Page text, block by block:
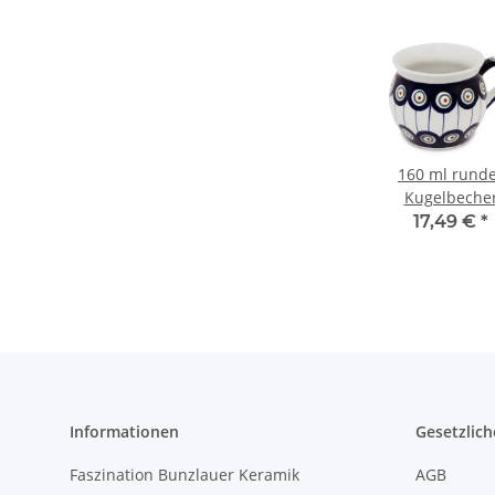
160 ml
(Espresso-
17,49 € *
Informationen
Faszination Bunzlauer Keramik AGB